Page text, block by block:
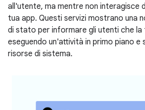
all'utente, ma mentre non interagisce
tua app. Questi servizi mostrano una
di stato per informare gli utenti che la
eseguendo un'attività in primo piano e
risorse di sistema.